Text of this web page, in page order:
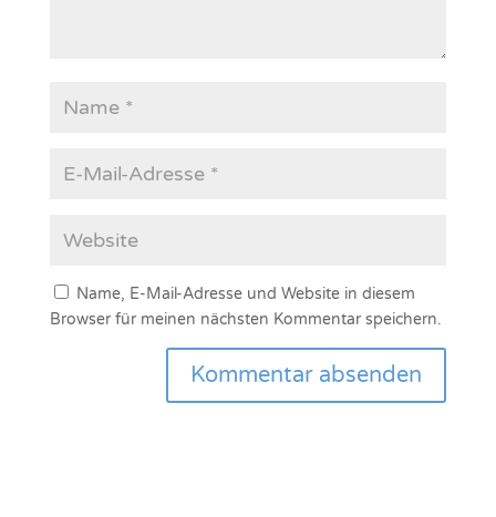
Name, E-Mail-Adresse und Website in diesem
Browser für meinen nächsten Kommentar speichern.